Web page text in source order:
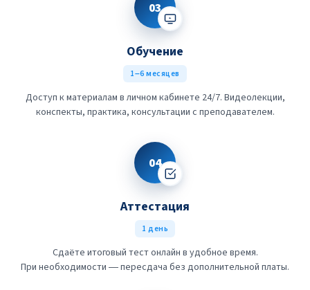
03
Обучение
1–6 месяцев
Доступ к материалам в личном кабинете 24/7. Видеолекции,
конспекты, практика, консультации с преподавателем.
04
Аттестация
1 день
Сдаёте итоговый тест онлайн в удобное время.
При необходимости — пересдача без дополнительной платы.